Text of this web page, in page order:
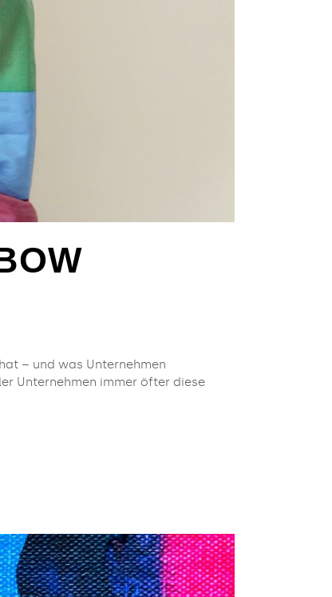
– und was Unternehmen
Unternehmen immer öfter diese